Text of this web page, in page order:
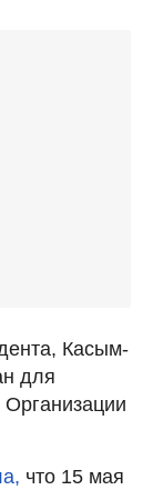
Касым-
для
что 15 мая